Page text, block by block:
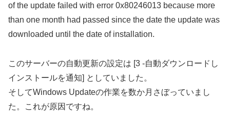
of the update failed with error 0x80246013 because more
than one month had passed since the date the update was
downloaded until the date of installation.
このサーバーの自動更新の設定は [3 -自動ダウンロードし
インストールを通知] としていました。
そしてWindows Updateの作業を数か月さぼっていまし
た。これが原因ですね。